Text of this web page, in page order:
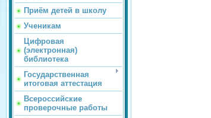
Приём детей в школу
Ученикам
Цифровая
(электронная)
библиотека
Государственная
итоговая аттестация
Всероссийские
проверочные работы